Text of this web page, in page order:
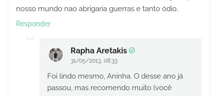
nosso mundo nao abrigaria guerras e tanto ódio.
Responder
Rapha Aretakis
31/05/2013, 08:33
Foi lindo mesmo, Aninha. O desse ano já
passou, mas recomendo muito (você